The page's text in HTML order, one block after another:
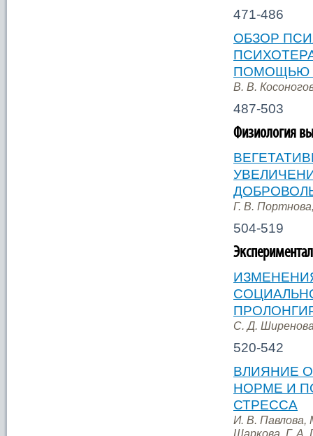
471-486
ОБЗОР
ПОМОЩЬЮ
В. В.
487-503
Физиология
Г. В.
504-519
С. Д.
520-542
ВЛИЯНИЕ
НОРМЕ И
СТРЕССА
И. В. Павлова,
Шаркова, Г. А.